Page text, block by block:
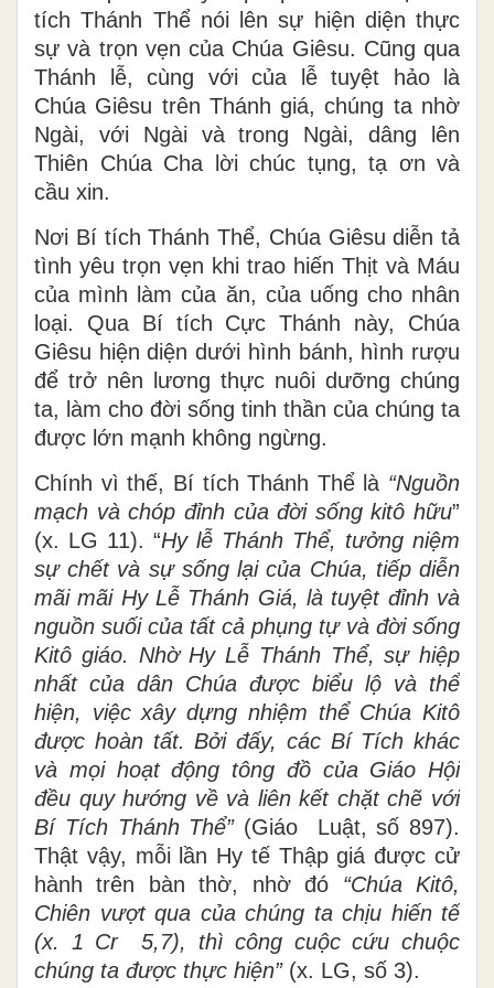
tích Thánh Thể nói lên sự hiện diện thực
sự và trọn vẹn của Chúa Giêsu. Cũng qua
Thánh lễ, cùng với của lễ tuyệt hảo là
Chúa Giêsu trên Thánh giá, chúng ta nhờ
Ngài, với Ngài và trong Ngài, dâng lên
Thiên Chúa Cha lời chúc tụng, tạ ơn và
cầu xin.
Nơi Bí tích Thánh Thể, Chúa Giêsu diễn tả
tình yêu trọn vẹn khi trao hiến Thịt và Máu
của mình làm của ăn, của uống cho nhân
loại. Qua Bí tích Cực Thánh này, Chúa
Giêsu hiện diện dưới hình bánh, hình rượu
để trở nên lương thực nuôi dưỡng chúng
ta, làm cho đời sống tinh thần của chúng ta
được lớn mạnh không ngừng.
Chính vì thế, Bí tích Thánh Thể là “Nguồn
mạch và chóp đỉnh của đời sống kitô hữu”
(x. LG 11). “Hy lễ Thánh Thể, tưởng niệm
sự chết và sự sống lại của Chúa, tiếp diễn
mãi mãi Hy Lễ Thánh Giá, là tuyệt đỉnh và
nguồn suối của tất cả phụng tự và đời sống
Kitô giáo. Nhờ Hy Lễ Thánh Thể, sự hiệp
nhất của dân Chúa được biểu lộ và thể
hiện, việc xây dựng nhiệm thể Chúa Kitô
được hoàn tất. Bởi đấy, các Bí Tích khác
và mọi hoạt động tông đồ của Giáo Hội
đều quy hướng về và liên kết chặt chẽ với
Bí Tích Thánh Thể”(Giáo Luật, số 897).
Thật vậy, mỗi lần Hy tế Thập giá được cử
hành trên bàn thờ, nhờ đó “Chúa Kitô,
Chiên vượt qua của chúng ta chịu hiến tế
(x. 1 Cr 5,7), thì công cuộc cứu chuộc
chúng ta được thực hiện” (x. LG, số 3).